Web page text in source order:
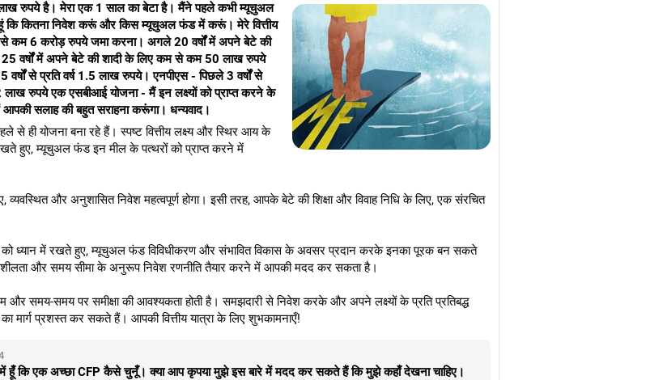
रुपये है। मेरा एक 1 साल का बेटा है। मैंने पहले कभी म्यूचुअल
कि कितना निवेश करूं और किस म्यूचुअल फंड में करूं। मेरे वित्तीय
से कम 6 करोड़ रुपये जमा करना। अगले 20 वर्षों में अपने बेटे की
वर्षों में अपने बेटे की शादी के लिए कम से कम 50 लाख रुपये
से प्रति वर्ष 1.5 लाख रुपये। एनपीएस - पिछले 3 वर्षों से
लाख रुपये एक एसबीआई योजना - मैं इन लक्ष्यों को प्राप्त करने के
सलाह की बहुत सराहना करूंगा। धन्यवाद।
से ही योजना बना रहे हैं। स्पष्ट वित्तीय लक्ष्य और स्थिर आय के
हुए, म्यूचुअल फंड इन मील के पत्थरों को प्राप्त करने में
और अनुशासित निवेश महत्वपूर्ण होगा। इसी तरह, आपके बेटे की शिक्षा और विवाह निधि के लिए, एक संरचित
ध्यान में रखते हुए, म्यूचुअल फंड विविधीकरण और संभावित विकास के अवसर प्रदान करके इनका पूरक बन सकते
और समय सीमा के अनुरूप निवेश रणनीति तैयार करने में आपकी मदद कर सकता है।
और समय-समय पर समीक्षा की आवश्यकता होती है। समझदारी से निवेश करके और अपने लक्ष्यों के प्रति प्रतिबद्ध
मार्ग प्रशस्त कर सकते हैं। आपकी वित्तीय यात्रा के लिए शुभकामनाएँ!
हूँ कि एक अच्छा CFP कैसे चुनूँ। क्या आप कृपया मुझे इस बारे में मदद कर सकते हैं कि मुझे कहाँ देखना चाहिए।